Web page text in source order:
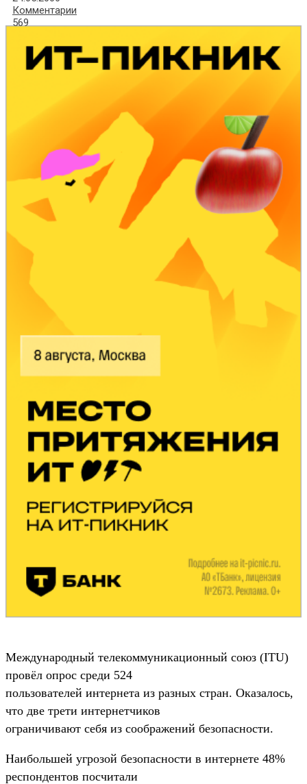
Комментарии
569
Международный телекоммуникационный союз (ITU)
провёл опрос среди 524
пользователей интернета из разных стран. Оказалось,
что две трети интернетчиков
ограничивают себя из соображений безопасности.
Наибольшей угрозой безопасности в интернете 48%
респондентов посчитали